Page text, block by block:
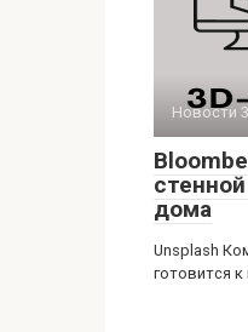
Новости
дома
Unsplash
готовится